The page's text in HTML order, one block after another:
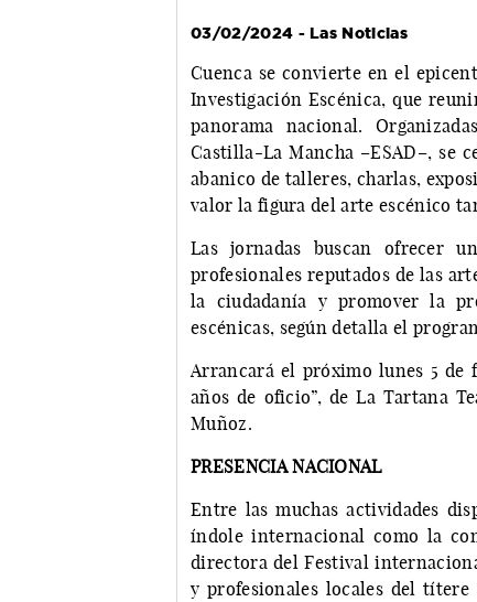
03/02/2024 - Las Noticias
Cuenca se convierte en el
Investigación Escénica, que
panorama nacional.
Castilla-La Mancha –ESAD–, se
abanico de talleres, charlas,
valor la figura del arte escénico
Las jornadas buscan ofrecer
profesionales reputados de las
la ciudadanía y promover la
escénicas, según detalla el
Arrancará el próximo lunes 5 de
años de oficio”, de La Tartana
Muñoz.
PRESENCIA NACIONAL
Entre las muchas actividades
índole internacional como la
directora del Festival
y profesionales locales del títere